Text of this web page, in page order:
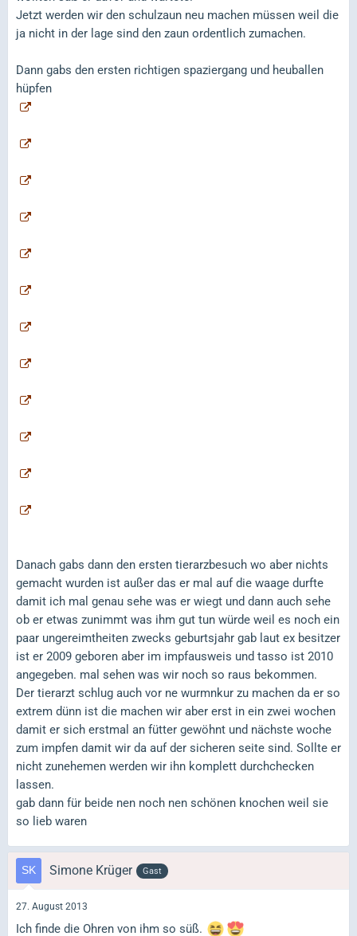
Jetzt werden wir den schulzaun neu machen müssen weil die
ja nicht in der lage sind den zaun ordentlich zumachen.
Dann gabs den ersten richtigen spaziergang und heuballen
hüpfen
Danach gabs dann den ersten tierarzbesuch wo aber nichts
gemacht wurden ist außer das er mal auf die waage durfte
damit ich mal genau sehe was er wiegt und dann auch sehe
ob er etwas zunimmt was ihm gut tun würde weil es noch ein
paar ungereimtheiten zwecks geburtsjahr gab laut ex besitzer
ist er 2009 geboren aber im impfausweis und tasso ist 2010
angegeben. mal sehen was wir noch so raus bekommen.
Der tierarzt schlug auch vor ne wurmnkur zu machen da er so
extrem dünn ist die machen wir aber erst in ein zwei wochen
damit er sich erstmal an fütter gewöhnt und nächste woche
zum impfen damit wir da auf der sicheren seite sind. Sollte er
nicht zunehemen werden wir ihn komplett durchchecken
lassen.
gab dann für beide nen noch nen schönen knochen weil sie
so lieb waren
Simone Krüger Gast
27. August 2013
Ich finde die Ohren von ihm so süß.